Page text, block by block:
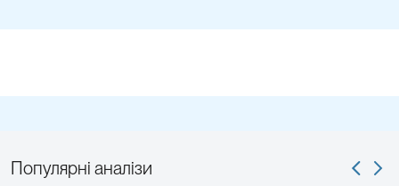
Популярні аналізи